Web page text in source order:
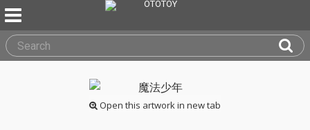
Open this artwork in new tab